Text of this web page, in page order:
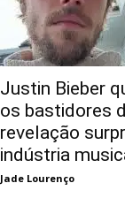
Justin Bieber
os bastidores
revelação
indústria
Jade Lourenço